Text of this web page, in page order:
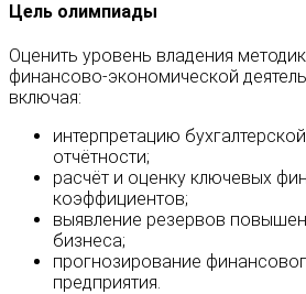
Цель олимпиады
Оценить уровень владения
финансово‑экономической
включая:
интерпретацию
отчётности;
расчёт и оценку ключевых
коэффициентов;
выявление резервов
бизнеса;
прогнозирование
предприятия.